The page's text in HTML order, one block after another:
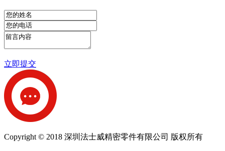
立即提交
Copyright © 2018 深圳法士威精密零件有限公司 版权所有